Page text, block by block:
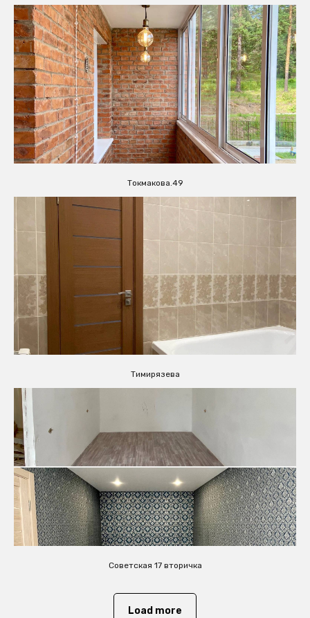
Токмакова.49
Тимирязева
Советская 17 вторичка
Load more